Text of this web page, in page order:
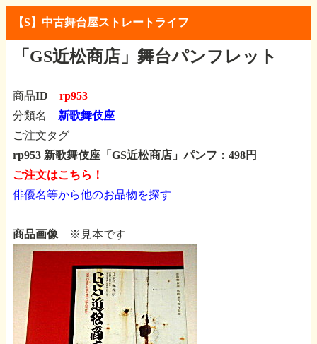
【S】中古舞台屋ストレートライフ
「GS近松商店」舞台パンフレット
商品ID rp953
分類名 新歌舞伎座
ご注文タグ
rp953 新歌舞伎座「GS近松商店」パンフ：498円
ご注文はこちら！
俳優名等から他のお品物を探す
商品画像 ※見本です